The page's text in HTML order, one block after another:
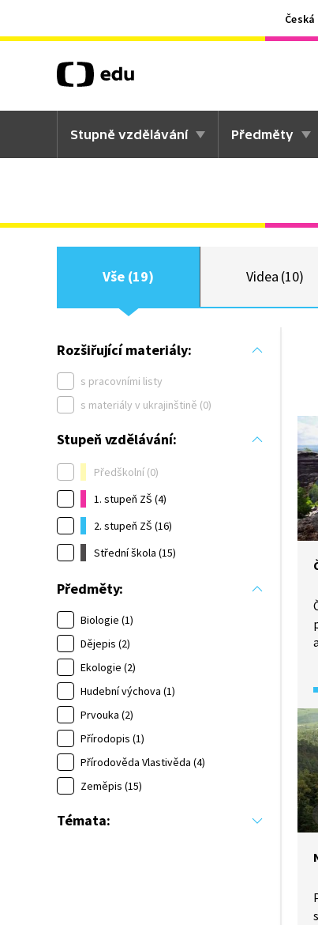
Stupně vzdělávání Předměty
Vše (19) Videa (10)
Rozšiřující materiály:
s pracovními listy
s materiály v ukrajinštině (0)
Stupeň vzdělávání:
Předškolní (0)
1. stupeň ZŠ (4)
2. stupeň ZŠ (16)
Střední škola (15)
Předměty:
Biologie (1)
Dějepis (2)
Ekologie (2)
Hudební výchova (1)
Prvouka (2)
Přírodopis (1)
Přírodověda Vlastivěda (4)
Zeměpis (15)
Témata: